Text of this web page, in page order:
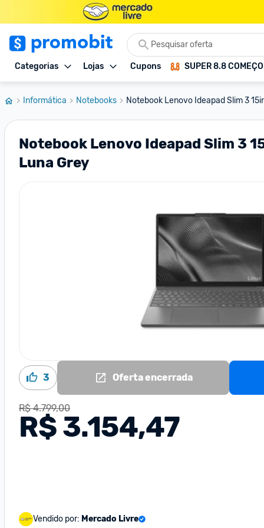
Categorias Lojas Cupons SUPER 8.8
Informática Notebooks Notebook Lenovo Ideapad Slim 3
Notebook Lenovo Ideapad Slim 3
Luna Grey
3 Oferta encerrada
R$ 4.799,00
R$ 3.154,47
Vendido por: Mercado Livre